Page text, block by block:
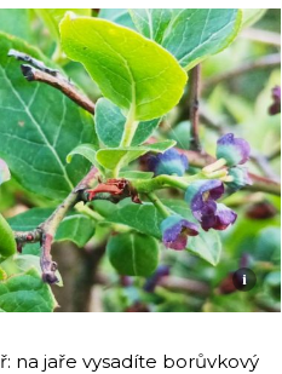
i
na jaře vysadíte borůvkový